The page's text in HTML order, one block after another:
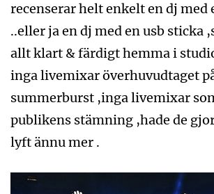
recenserar helt enkelt en dj med
..eller ja en dj med en usb sticka
allt klart & färdigt hemma i
inga livemixar överhuvudtaget
summerburst ,inga livemixar
publikens stämning ,hade de
lyft ännu mer .